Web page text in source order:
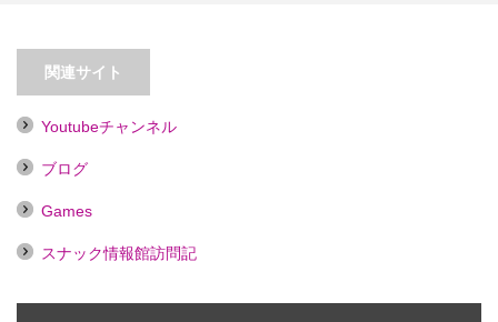
【竹ノ塚】カウンターパブ リト
ル・マーメイド【喫煙目的店…
関連サイト
Youtubeチャンネル
ブログ
Games
スナック情報館訪問記